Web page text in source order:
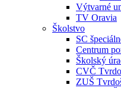
Výtvarné
TV Oravia
Školstvo
SC
Centrum
Školský
CVČ
ZUŠ